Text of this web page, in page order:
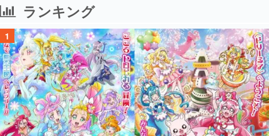
ランキング
1